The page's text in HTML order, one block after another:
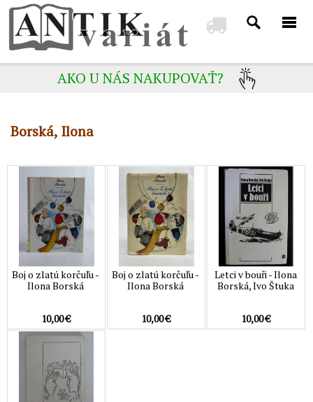
AKO U NÁS NAKUPOVAŤ?
Borská, Ilona
Boj o zlatú korčuľu -
Ilona Borská
10,00 €
Boj o zlatú korčuľu -
Ilona Borská
10,00 €
Letci v bouři - Ilona
Borská, Ivo Štuka
10,00 €